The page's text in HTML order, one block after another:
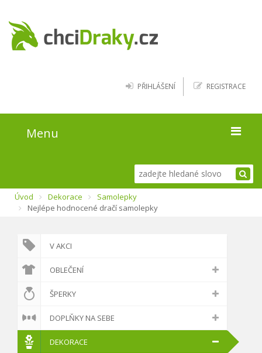
PŘIHLÁŠENÍ REGISTRACE
Menu
Kde najít draky
O webu
Úvod Dekorace
Samolepky
Nejlépe hodnocené dračí samolepky
V AKCI
OBLEČENÍ
ŠPERKY
DOPLŇKY NA SEBE
DEKORACE